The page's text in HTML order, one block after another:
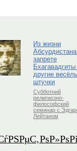
Из жизни
запрете
Бхагавадгиты
другие
штучки
Субботний
религиозно-
философский
семинар с
Лейтаном